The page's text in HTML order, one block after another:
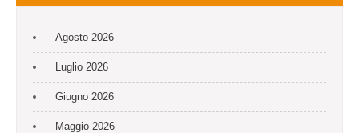
Agosto 2026
Luglio 2026
Giugno 2026
Maggio 2026